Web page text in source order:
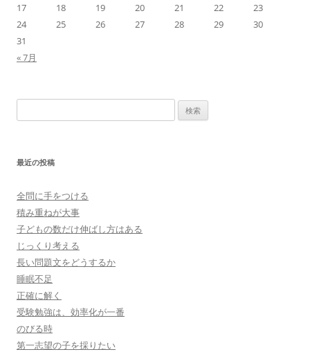
17
18 19 20 21 22
23
24
25 26 27 28 29
30
31
« 7月
索:
最近の投稿
全問に手をつける
積み重ねが大事
子どもの数だけ伸ばし方はある
じっくり考える
長い問題文をどうするか
睡眠不足
正確に解く
受験勉強は、効率化が一番
のびる時
第一志望の子を採りたい